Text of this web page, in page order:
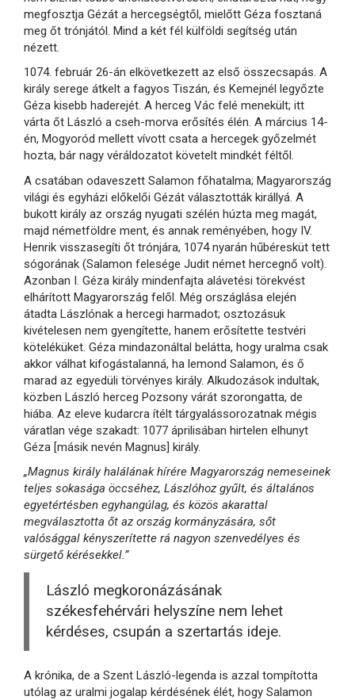
megfosztja Gézát a hercegségtől, mielőtt Géza fosztaná
meg őt trónjától. Mind a két fél külföldi segítség után
nézett.
1074. február 26-án elkövetkezett az első összecsapás. A
király serege átkelt a fagyos Tiszán, és Kemejnél legyőzte
Géza kisebb haderejét. A herceg Vác felé menekült; itt
várta őt László a cseh-morva erősítés élén. A március 14-
én, Mogyoród mellett vívott csata a hercegek győzelmét
hozta, bár nagy véráldozatot követelt mindkét féltől.
A csatában odaveszett Salamon főhatalma; Magyarország
világi és egyházi előkelői Gézát választották királlyá. A
bukott király az ország nyugati szélén húzta meg magát,
majd németföldre ment, és annak reményében, hogy IV.
Henrik visszasegíti őt trónjára, 1074 nyarán hűbéresküt tett
sógorának (Salamon felesége Judit német hercegnő volt).
Azonban I. Géza király mindenfajta alávetési törekvést
elhárított Magyarország felől. Még országlása elején
átadta Lászlónak a hercegi harmadot; osztozásuk
kivételesen nem gyengítette, hanem erősítette testvéri
köteléküket. Géza mindazonáltal belátta, hogy uralma csak
akkor válhat kifogástalanná, ha lemond Salamon, és ő
marad az egyedüli törvényes király. Alkudozások indultak,
közben László herceg Pozsony várát szorongatta, de
hiába. Az eleve kudarcra ítélt tárgyalássorozatnak mégis
váratlan vége szakadt: 1077 áprilisában hirtelen elhunyt
Géza [másik nevén Magnus] király.
„Magnus király halálának hírére Magyarország nemeseinek
teljes sokasága öccséhez, Lászlóhoz gyűlt, és általános
egyetértésben egyhangúlag, és közös akarattal
megválasztotta őt az ország kormányzására, sőt
valósággal kényszerítette rá nagyon szenvedélyes és
sürgető kérésekkel.”
László megkoronázásának
székesfehérvári helyszíne nem lehet
kérdéses, csupán a szertartás ideje.
A krónika, de a Szent László-legenda is azzal tompította
utólag az uralmi jogalap kérdésének élét, hogy Salamon